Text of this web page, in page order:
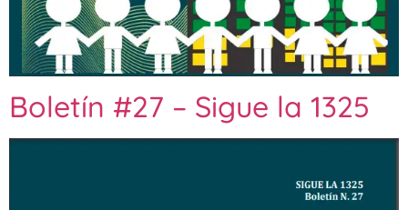
Boletín #27 – Sigue la 1325